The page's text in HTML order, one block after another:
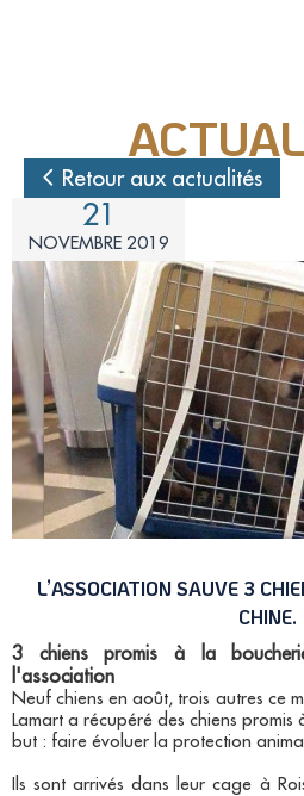
Mécénat d'entreprise
Enquêteur
Familles d'accueil
Délégué(é) en communication
Bénévoles dans nos refuges
Matériel militant
Salarié(e) / Stagiaire
Retour aux actualités
21
NOVEMBRE 2019
L’ASSOCIATION SAUVE 3
CHINE.
3 chiens promis à la
l'association
Neuf chiens en août, trois autres ce
Lamart a récupéré des chiens
but : faire évoluer la protection
Ils sont arrivés dans leur cage à